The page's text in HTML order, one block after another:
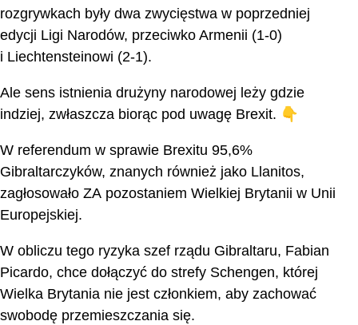
rozgrywkach były dwa zwycięstwa w poprzedniej
edycji Ligi Narodów, przeciwko Armenii (1-0)
i Liechtensteinowi (2-1).
Ale sens istnienia drużyny narodowej leży gdzie
indziej, zwłaszcza biorąc pod uwagę Brexit. 👇
W referendum w sprawie Brexitu 95,6%
Gibraltarczyków, znanych również jako Llanitos,
zagłosowało ZA pozostaniem Wielkiej Brytanii w Unii
Europejskiej.
W obliczu tego ryzyka szef rządu Gibraltaru, Fabian
Picardo, chce dołączyć do strefy Schengen, której
Wielka Brytania nie jest członkiem, aby zachować
swobodę przemieszczania się.